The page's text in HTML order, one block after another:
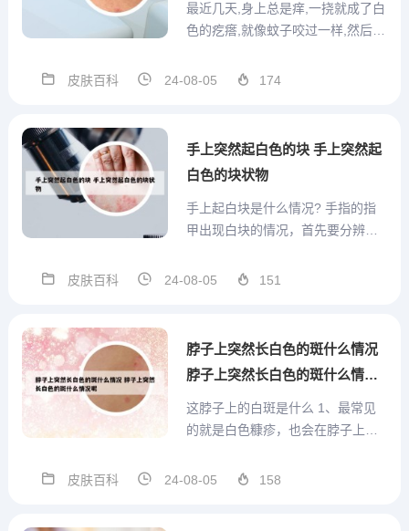
最近几天,身上总是痒,一挠就成了白
色的疙瘩,就像蚊子咬过一样,然后
受风了，在外面北方常见的的叫做
俗称“风疹块”，是一种过敏性皮肤疾
皮肤百科 24-08-05 174
手上突然起白色的块 手上突然起
白色的块状物
手上起白块是什么情况? 手指的指
甲出现白块的情况，首先要分辨清
也是呈奶白色的。如果不是月牙的
下。指甲白色的同时伴随肚子痛症
皮肤百科 24-08-05 151
脖子上突然长白色的斑什么情况
脖子上突然长白色的斑什么情况
呢
这脖子上的白斑是什么 1、最常见
的就是白色糠疹，也会在脖子上出
的时候白斑上面可能会有些细碎的
皮肤百科 24-08-05 158